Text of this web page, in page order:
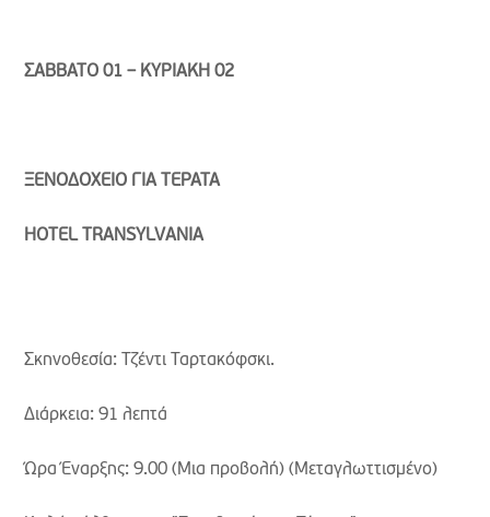
ΣΑΒΒΑΤΟ 01 – ΚΥΡΙΑΚΗ 02
ΞΕΝΟΔΟΧΕΙΟ ΓΙΑ ΤΕΡΑΤΑ
HOTEL TRANSYLVANIA
Σκηνοθεσία: Τζέντι Ταρτακόφσκι.
Διάρκεια: 91 λεπτά
Ώρα Έναρξης: 9.00 (Μια προβολή) (Μεταγλωττισμένο)